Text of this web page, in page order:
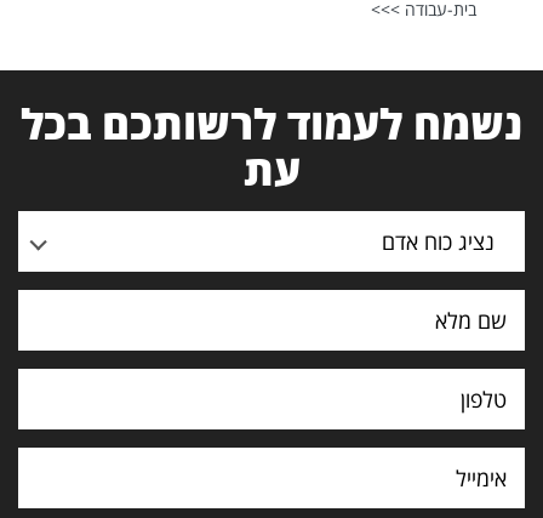
בית-עבודה >>>
נשמח לעמוד לרשותכם בכל
עת
נציג כוח אדם